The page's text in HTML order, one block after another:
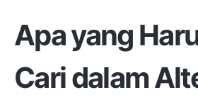
Apa yang
Cari dalam